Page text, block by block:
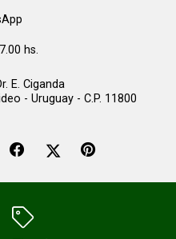
hs.
E. Ciganda
- Uruguay - C.P. 11800